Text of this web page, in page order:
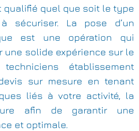
qualifié quel que soit le type
sécuriser. La pose d’un
est une opération qui
une solide expérience sur le
établissement
sur mesure en tenant
liés à votre activité, la
afin de garantir une
et optimale.